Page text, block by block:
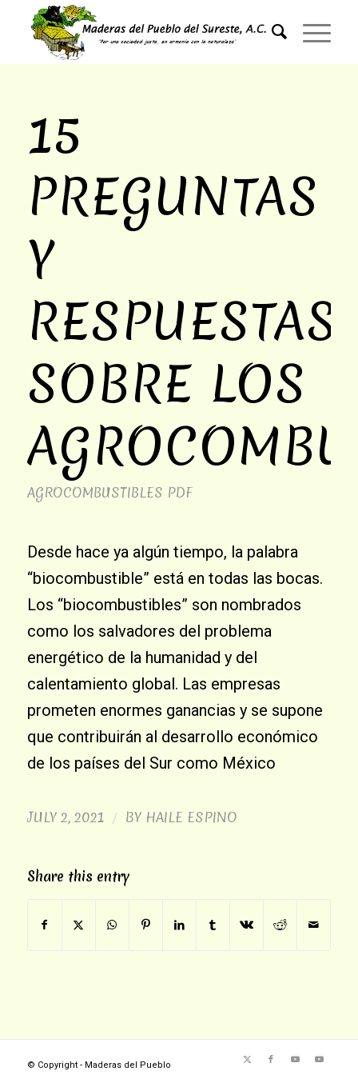
15
PREGUNTAS
Y
RESPUESTAS
SOBRE LOS
AGROCOMBUSTIBLES PDF
Desde hace ya algún tiempo, la palabra
“biocombustible” está en todas las bocas.
Los “biocombustibles” son nombrados
como los salvadores del problema
energético de la humanidad y del
calentamiento global. Las empresas
prometen enormes ganancias y se supone
que contribuirán al desarrollo económico
de los países del Sur como México
JULY 2, 2021 / BY HAILE ESPINO
Share this entry
© Copyright - Maderas del Pueblo